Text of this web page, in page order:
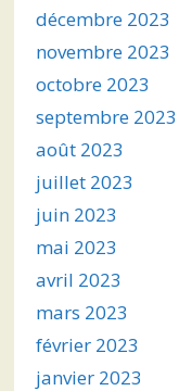
décembre 2023
novembre 2023
octobre 2023
septembre 2023
août 2023
juillet 2023
juin 2023
mai 2023
avril 2023
mars 2023
février 2023
janvier 2023